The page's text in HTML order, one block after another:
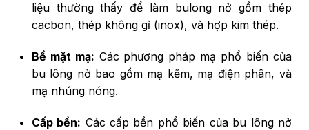
liệu thường thấy để làm bulong nở gồm thép
cacbon, thép không gỉ (inox), và hợp kim thép.
Bề mặt mạ: Các phương pháp mạ phổ biến của
bu lông nở bao gồm mạ kẽm, mạ điện phân, và
mạ nhúng nóng.
Cấp bền: Các cấp bền phổ biến của bu lông nở